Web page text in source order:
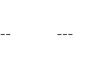
-- ---